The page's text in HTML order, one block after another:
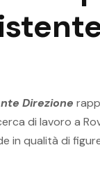
Direzione
di lavoro a
in qualità di